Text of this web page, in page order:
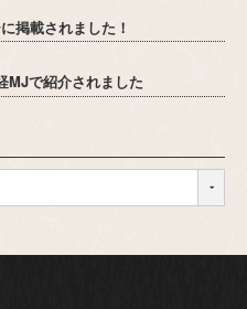
掲載されました！
MJで紹介されました